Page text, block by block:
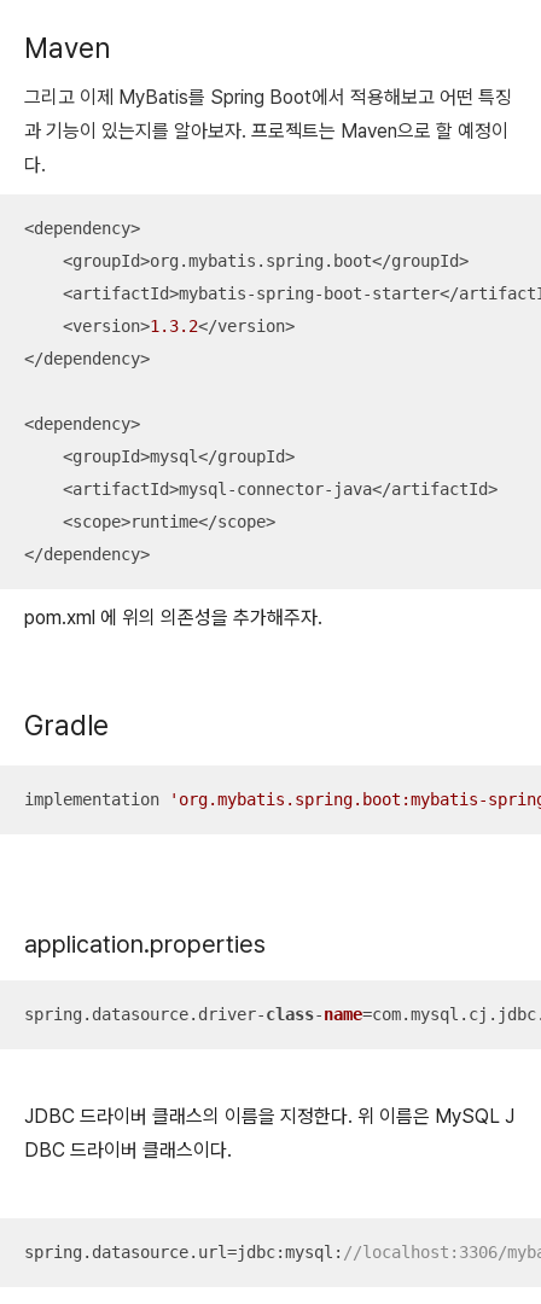
Maven
그리고 이제 MyBatis를 Spring Boot에서 적용해보고 어떤 특징
과 기능이 있는지를 알아보자. 프로젝트는 Maven으로 할 예정이
다.
<dependency>
    <groupId>org.mybatis.spring.boot</groupId>
<artifactId>mybatis-spring-boot-starter</
    <version>
1.3.2</version>
</dependency>
<dependency>
    <groupId>mysql</groupId>
    <artifactId>mysql-connector-java</artifactId>
    <scope>runtime</scope>
</dependency>
pom.xml 에 위의 의존성을 추가해주자.
Gradle
implementation 'org.mybatis.spring.boot:mybatis-
application.properties
spring.datasource.driver-class-name
JDBC 드라이버 클래스의 이름을 지정한다. 위 이름은 MySQL J
DBC 드라이버 클래스이다.
spring.datasource.url=jdbc:mysql: //localhost:3306/